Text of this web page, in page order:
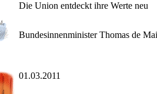
Die Union entdeckt ihre Werte neu
Bundesinnenminister Thomas de
01.03.2011